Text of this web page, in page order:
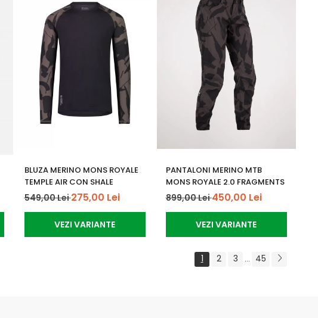
BLUZA MERINO MONS ROYALE
TEMPLE AIR CON SHALE
549,00 Lei275,00 Lei
VEZI VARIANTE
PANTALONI MERINO MTB
MONS ROYALE 2.0 FRAGMENTS
899,00 Lei450,00 Lei
VEZI VARIANTE
1 2 3 ... 45